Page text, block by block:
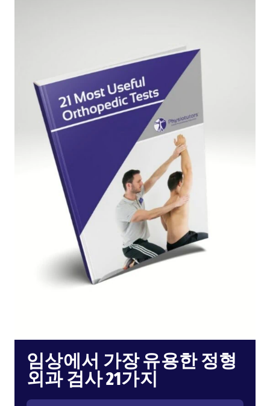
임상에서 가장 유용한 정형
외과 검사 21가지